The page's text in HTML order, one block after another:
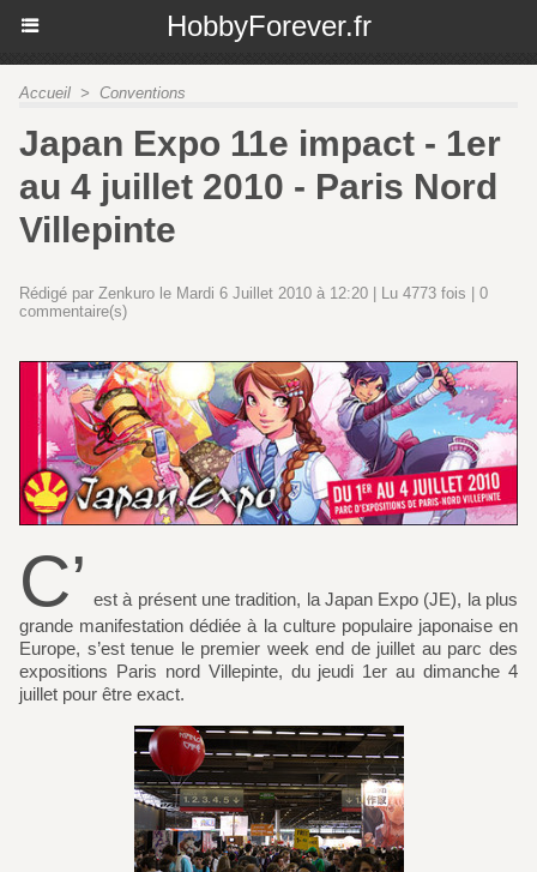
HobbyForever.fr
Accueil > Conventions
Japan Expo 11e impact - 1er
au 4 juillet 2010 - Paris Nord
Villepinte
Rédigé par Zenkuro le Mardi 6 Juillet 2010 à 12:20 | Lu 4773 fois | 0
commentaire(s)
C’ est à présent une tradition, la Japan Expo (JE), la plus
grande manifestation dédiée à la culture populaire japonaise en
Europe, s’est tenue le premier week end de juillet au parc des
expositions Paris nord Villepinte, du jeudi 1er au dimanche 4
juillet pour être exact.